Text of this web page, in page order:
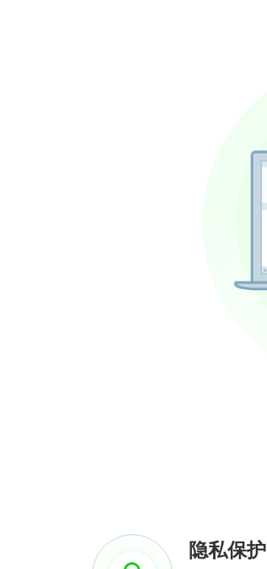
隐私保护